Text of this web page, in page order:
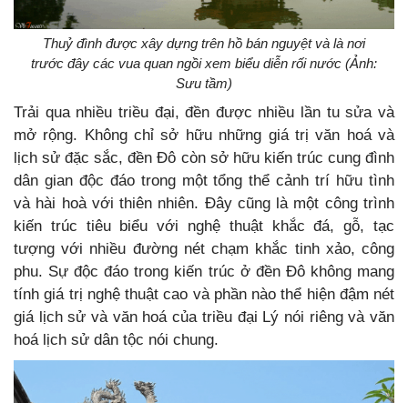
Thuỷ đình được xây dựng trên hồ bán nguyệt và là nơi
trước đây các vua quan ngồi xem biểu diễn rối nước (Ảnh:
Sưu tầm)
Trải qua nhiều triều đại, đền được nhiều lần tu sửa và
mở rộng. Không chỉ sở hữu những giá trị văn hoá và
lịch sử đặc sắc, đền Đô còn sở hữu kiến trúc cung đình
dân gian độc đáo trong một tổng thể cảnh trí hữu tình
và hài hoà với thiên nhiên. Đây cũng là một công trình
kiến trúc tiêu biểu với nghệ thuật khắc đá, gỗ, tạc
tượng với nhiều đường nét chạm khắc tinh xảo, công
phu. Sự độc đáo trong kiến trúc ở đền Đô không mang
tính giá trị nghệ thuật cao và phần nào thể hiện đậm nét
giá lịch sử và văn hoá của triều đại Lý nói riêng và văn
hoá lịch sử dân tộc nói chung.